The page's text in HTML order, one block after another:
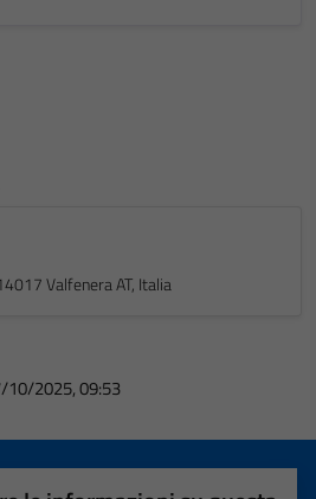
Valfenera AT, Italia
10/2025, 09:53